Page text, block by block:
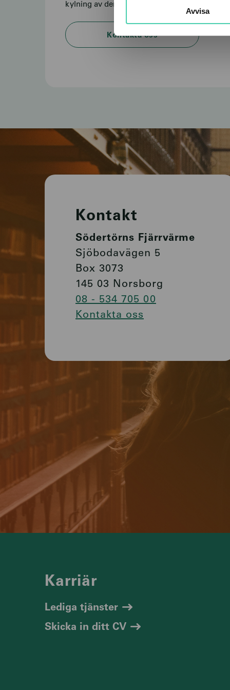
Avvisa
kylning av deras fastigheter och lokaler.
Kontakta oss
Kontakt
Södertörns Fjärrvärme
Sjöbodavägen 5
Box 3073
145 03 Norsborg
08 - 534 705 00
Kontakta oss
Karriär
Lediga tjänster
Skicka in ditt CV